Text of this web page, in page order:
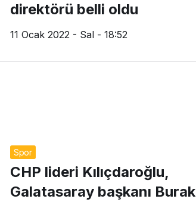
direktörü belli oldu
11 Ocak 2022 - Sal - 18:52
Spor
CHP lideri Kılıçdaroğlu,
Galatasaray başkanı Burak